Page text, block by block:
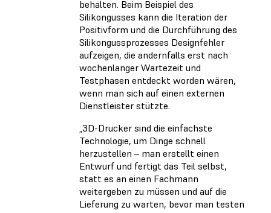
behalten. Beim Beispiel des
Silikongusses kann die Iteration der
Positivform und die Durchführung des
Silikongussprozesses Designfehler
aufzeigen, die andernfalls erst nach
wochenlanger Wartezeit und
Testphasen entdeckt worden wären,
wenn man sich auf einen externen
Dienstleister stützte.
„3D-Drucker sind die einfachste
Technologie, um Dinge schnell
herzustellen – man erstellt einen
Entwurf und fertigt das Teil selbst,
statt es an einen Fachmann
weitergeben zu müssen und auf die
Lieferung zu warten, bevor man testen